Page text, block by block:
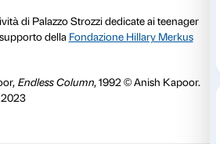
nato nell’inverno
scuole secondarie di II grado,
dialogo con il mondo della